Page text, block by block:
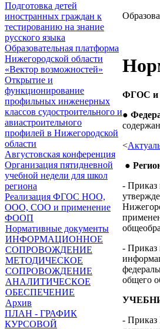
Подготовка детей
иностранных граждан к
тестированию на знание
русского языка
Образовательная платформа
Нижегородской области
«Вектор возможностей»
Открытие и
функционирование
профильных инженерных
классов судостроительного и
авиастроительного
профилей в Нижегородской
области
Августовская конференция
Организация пятидневной
учебной недели для школ
региона
Реализация ФГОС НОО,
ООО, СОО и применение
ФООП
Нормативные документы
ИНФОРМАЦИОННОЕ
СОПРОВОЖДЕНИЕ
МЕТОДИЧЕСКОЕ
СОПРОВОЖДЕНИЕ
АНАЛИТИЧЕСКОЕ
ОБЕСПЕЧЕНИЕ
Архив
ПЛАН - ГРАФИК
КУРСОВОЙ
ФГОС
●
<
●
- Приказ
- Приказ
общего
- Приказ